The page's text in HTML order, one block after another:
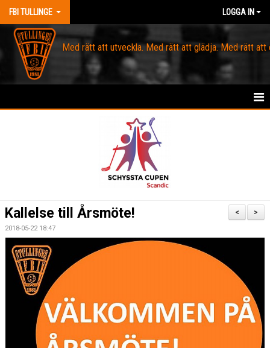
FBI TULLINGE LOGGA IN
Med rätt att utveckla. Med rätt att glädja. Med rätt att
KANSLI
KALENDER
VÅRA PARTNERS
FRITIDSKORTET
NYHETER
>
<
Kallelse till Årsmöte!
2018-05-22 18:47